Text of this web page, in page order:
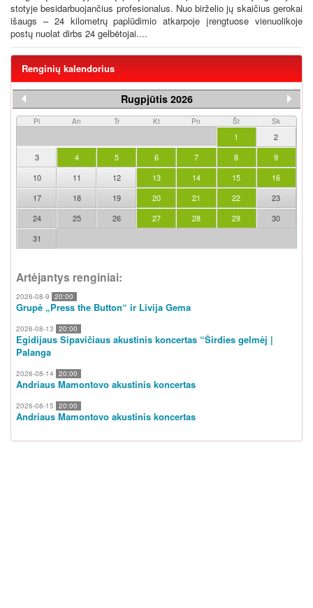
stotyje besidarbuojančius profesionalus. Nuo birželio jų skaičius gerokai
išaugs – 24 kilometrų paplūdimio atkarpoje įrengtuose vienuolikoje
postų nuolat dirbs 24 gelbėtojai....
Renginių kalendorius
Rugpjūtis 2026
Pi An Tr Kt Pn Št Sk
1
2
3
4 5 6 7 8
9
10
11 12 13 14 15
16
17
18 19 20 21 22
23
24
25 26 27 28 29
30
31
Artėjantys renginiai:
2026-08-9 20:00
Grupė „Press the Button“ ir Livija Gema
2026-08-13 20:00
Egidijaus Sipavičiaus akustinis koncertas “Širdies gelmėj |
Palanga
2026-08-14 20:00
Andriaus Mamontovo akustinis koncertas
2026-08-15 20:00
Andriaus Mamontovo akustinis koncertas